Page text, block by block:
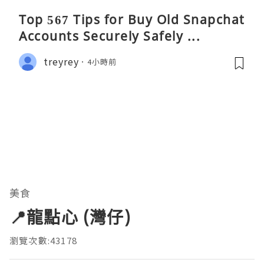
Top 567 Tips for Buy Old Snapchat
Accounts Securely Safely ...
treyrey 4小時前
美食
📍龍點心 (灣仔)
瀏覽次數:43178